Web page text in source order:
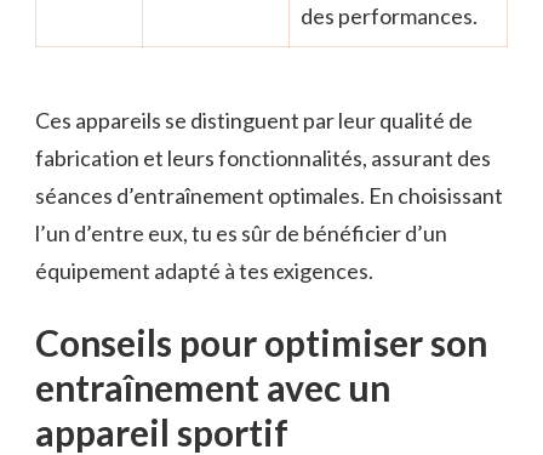
des performances.
Ces appareils se distinguent par leur qualité de
fabrication et leurs fonctionnalités, assurant des
séances d’entraînement optimales. En choisissant
l’un d’entre eux, tu es sûr de bénéficier d’un
équipement adapté à tes exigences.
Conseils pour optimiser son
entraînement avec un
appareil sportif